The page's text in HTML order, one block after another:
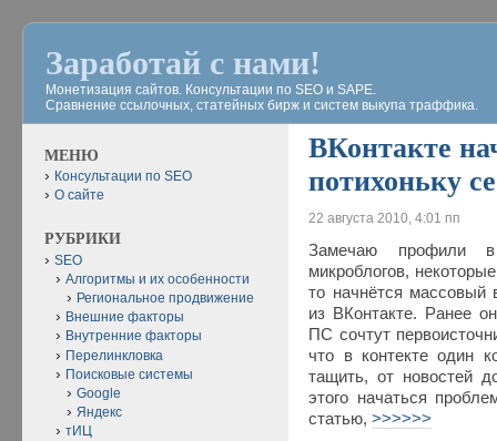
Заработай с нами!
Монетизация сайтов. Консультации по SEO и SAPE.
Сравнение ссылочных, статейных бирж и систем выкупа траффика.
ВКонтакте
потихоньку
22 августа 2010, 4:01 пп
Замечаю профили
микроблогов,
то начнётся массовый
из ВКонтакте. Ранее
ПС сочтут
что в контекте один
тащить, от новостей
этого начаться
статью,>>>>>>
МЕНЮ
Консультации по SEO
О сайте
РУБРИКИ
SEO
Алгоритмы и их особенности
Региональное продвижение
Внешние факторы
Внутренние факторы
Перелинкловка
Поисковые системы
Google
Яндекс
тИЦ